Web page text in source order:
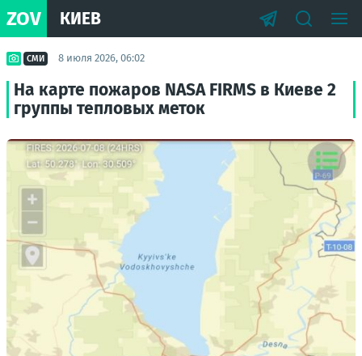
ZOV КИЕВ
СМИ 8 июля 2026, 06:02
На карте пожаров NASA FIRMS в Киеве 2
группы тепловых меток